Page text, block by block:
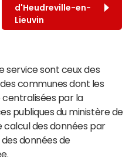
d'Heudreville-en-
Lieuvin
service sont ceux des
communes dont les
par la
publiques du ministère de
calcul des données par
données de